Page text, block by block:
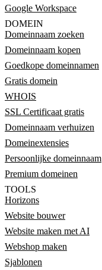
Google Workspace
DOMEIN
Domeinnaam zoeken
Domeinnaam kopen
Goedkope domeinnamen
Gratis domein
WHOIS
SSL Certificaat gratis
Domeinnaam verhuizen
Domeinextensies
Persoonlijke domeinnaam
Premium domeinen
TOOLS
Horizons
Website bouwer
Website maken met AI
Webshop maken
Sjablonen